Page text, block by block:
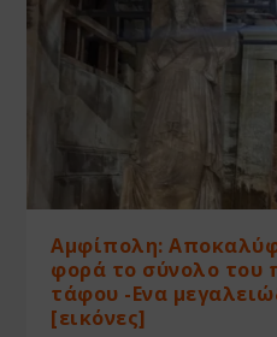
Αμφίπολη:
φορά το σύνολο του
τάφου -Ενα
[εικόνες]